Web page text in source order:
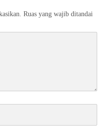
Ruas yang wajib ditandai